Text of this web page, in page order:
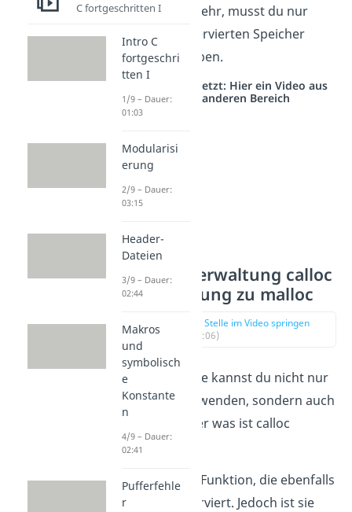
daher nicht mehr, musst du nur
noch den reservierten Speicher
wieder freigeben.
Studyflix vernetzt: Hier ein Video aus
einem anderen Bereich
Speicherverwaltung calloc
als Ergänzung zu malloc
zur Stelle im Video springen
(01:06)
Diese Methode kannst du nicht nur
auf malloc anwenden, sondern auch
auf calloc. Aber was ist calloc
überhaupt?
calloc ist eine Funktion, die ebenfalls
Speicher reserviert. Jedoch ist sie
C fortgeschritten I
Intro C
fortgeschri
tten I
1/9 – Dauer:
01:03
Modularisi
erung
2/9 – Dauer:
03:15
Header-
Dateien
3/9 – Dauer:
02:44
Makros
und
symbolisch
e
Konstante
n
4/9 – Dauer:
02:41
Pufferfehle
r